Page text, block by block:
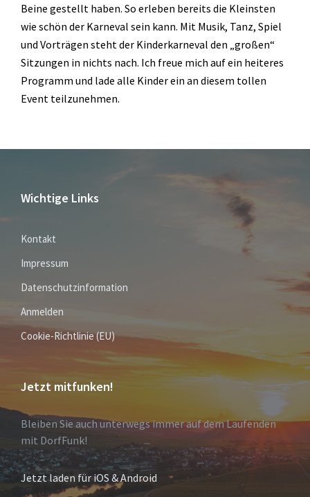
Beine gestellt haben. So erleben bereits die Kleinsten
wie schön der Karneval sein kann. Mit Musik, Tanz, Spiel
und Vorträgen steht der Kinderkarneval den „großen“
Sitzungen in nichts nach. Ich freue mich auf ein heiteres
Programm und lade alle Kinder ein an diesem tollen
Event teilzunehmen.
Wichtige Links
Kontakt
Impressum
Datenschutzinformation
Anmelden
Cookie-Richtlinie (EU)
Jetzt mitfunken!
Bleiben Sie auch unterwegs immer auf dem Laufenden
mit DorfFunk!
Jetzt laden für iOS & Android